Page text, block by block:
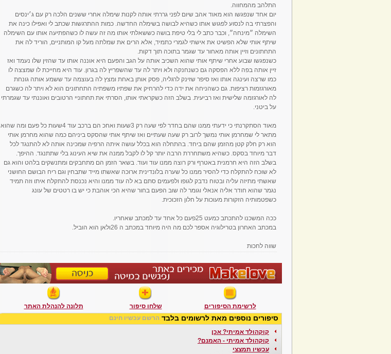
התלהב מהמחווה.
יום אחד שנפגשו הוא מאוד אהב שיום לפני גררתי אותה לקנות שימלה אחרי ששנים הלכה רק עם ג׳ינסים
והפצרתי בה לנסוע לפגוש אותו כשהיא לבושה בשימלה החדשה. כמות ההתרגשות שכתב לי ואפילו כינה את
השימלה ״מינחה״, וכבר כתב לי בלי טיפת בושה כששאלתי אותו מה זה עשה לו כשהפתיעה אותו עם השימלה
שיתף אותי שלא הפשיט את אישתי לגמרי כתמיד, אלא הרים את שמלתה מעל קו המותניים, הוריד לה את
התחתונים וזיין אותה מאחור עד שגמר בתוכה תוך דקות.
כשנפגשו שבוע אחרי שיתף אותי שהוא השכיב אותה על הגב והפעם היא אוננה אותו עד שהזין שלו נעמד ואז
זיין אותה בפה ללא הפסקה גם כשנחנקה ולא ויתר לה עד שהשפריץ לה בגרון. עוד היא מחייכת לו שמצצה לו
כמו שרצה ועינגה אותו ואז סיפר שזינק לרגליה, פסק אותן באחת ומצץ לה בעוצמה עד ששמע אותה גונחת
מאורגזמות רציפות. גם כשהניחה את ידה כדי להרחיק את שפתיו משפתיה התחתונים הוא לא ויתר לה כשגרם
לה לאורגזמה שלישית ואז רביעית. בשלב הזה כשקראתי אותו, הסרתי את תחתוניי הרטובים ואוננתי עד שגמרתי
על ביטני.
מאוד הסתקרנתי כי ידעתי ממנו שהם בחדר לפי שעה רק 3שעות ואחכ הם ברכב עוד 4שעות כל פעם ומה שהוא
מתאר לי שמחרמן אותי נמשך לרוב רק שעה שעתיים ואז שיתף אותי שהסקס ביניהם כמה שהוא מחרמן אותי
הוא רק חלק קטן מהזמן שהם ביחד. בהתחלה הוא בכלל עושה איתה הרפיה שמכינה אותה לא להתנגד לכל
דבר מיוחד בסקס. כשהיא משתחררת הרבה יותר קל לו לקבל ממנה את שיא העינוג בלי שתתנגד. ההיפך.
בשלב הזה היא חרמנית באטרף ורק רוצה ממנו עוד ועוד. בשאר הזמן הם מתחבקים ומתנשקים בלהט והוא גם
לא שוכח להתקלח כדי להסיר ממנו כל שערה בלונדינית ארוכה שאשתו מייד שתבחין וגם ריח הבושם החושני
שאשתי מתיזה עליה ובטוח נדבק לגופו ולפעמים סתם בא לה עוד ממנו והיא נכנסת להתקלח איתו וזה תמיד
נגמר שהוא חודר אליה אנאלי וגומר לה שוב הפעם בחור שהיא הכי אוהבת כי יש בו רטטים של עונג
כשפטמותיה הזקורות מעוכות על חלון הזכוכית.
ככה המשכנו להתכתב כמעט 25פעם כל אחד עד למכתב שאחריו.
במכתב האחרון בטרילוגיה אספר לכם מה היה מיוחד במכתב ה 26ולאן הוא הוביל.
שווה לחכות
לרשימת הסיפורים שלחו סיפור תלונה להנהלת האתר
סיפורים נוספים מאת לרשומים בלבד הרשם עכשיו חינם
קוקהולד אמיתי? אכן
עכשיו תמצצי